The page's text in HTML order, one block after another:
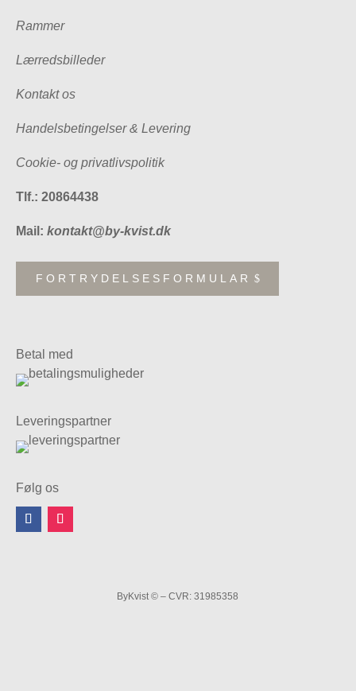
Rammer
Lærredsbilleder
Kontakt os
Handelsbetingelser & Levering
Cookie- og privatlivspolitik
Tlf.: 20864438
Mail: kontakt@by-kvist.dk
FORTRYDELSESFORMULAR
Betal med
Leveringspartner
Følg os
ByKvist © – CVR: 31985358